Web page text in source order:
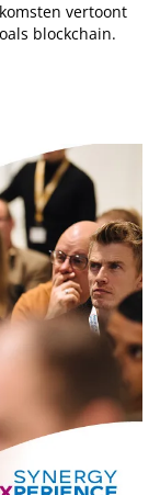
vertoont
blockchain.